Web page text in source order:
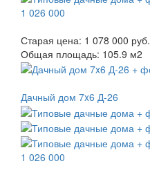
1 026 000
Старая цена: 1 078 000 руб.
Общая площадь: 105.9 м2
Дачный дом 7x6 Д-26
1 026 000